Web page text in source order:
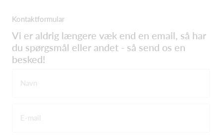
Kontaktformular
Vi er aldrig længere væk end en email, så har
du spørgsmål eller andet - så send os en
besked!
Navn
E-mail